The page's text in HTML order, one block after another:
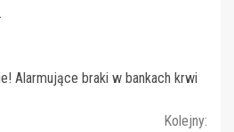
Alarmujące braki w bankach krwi
Kolejny: